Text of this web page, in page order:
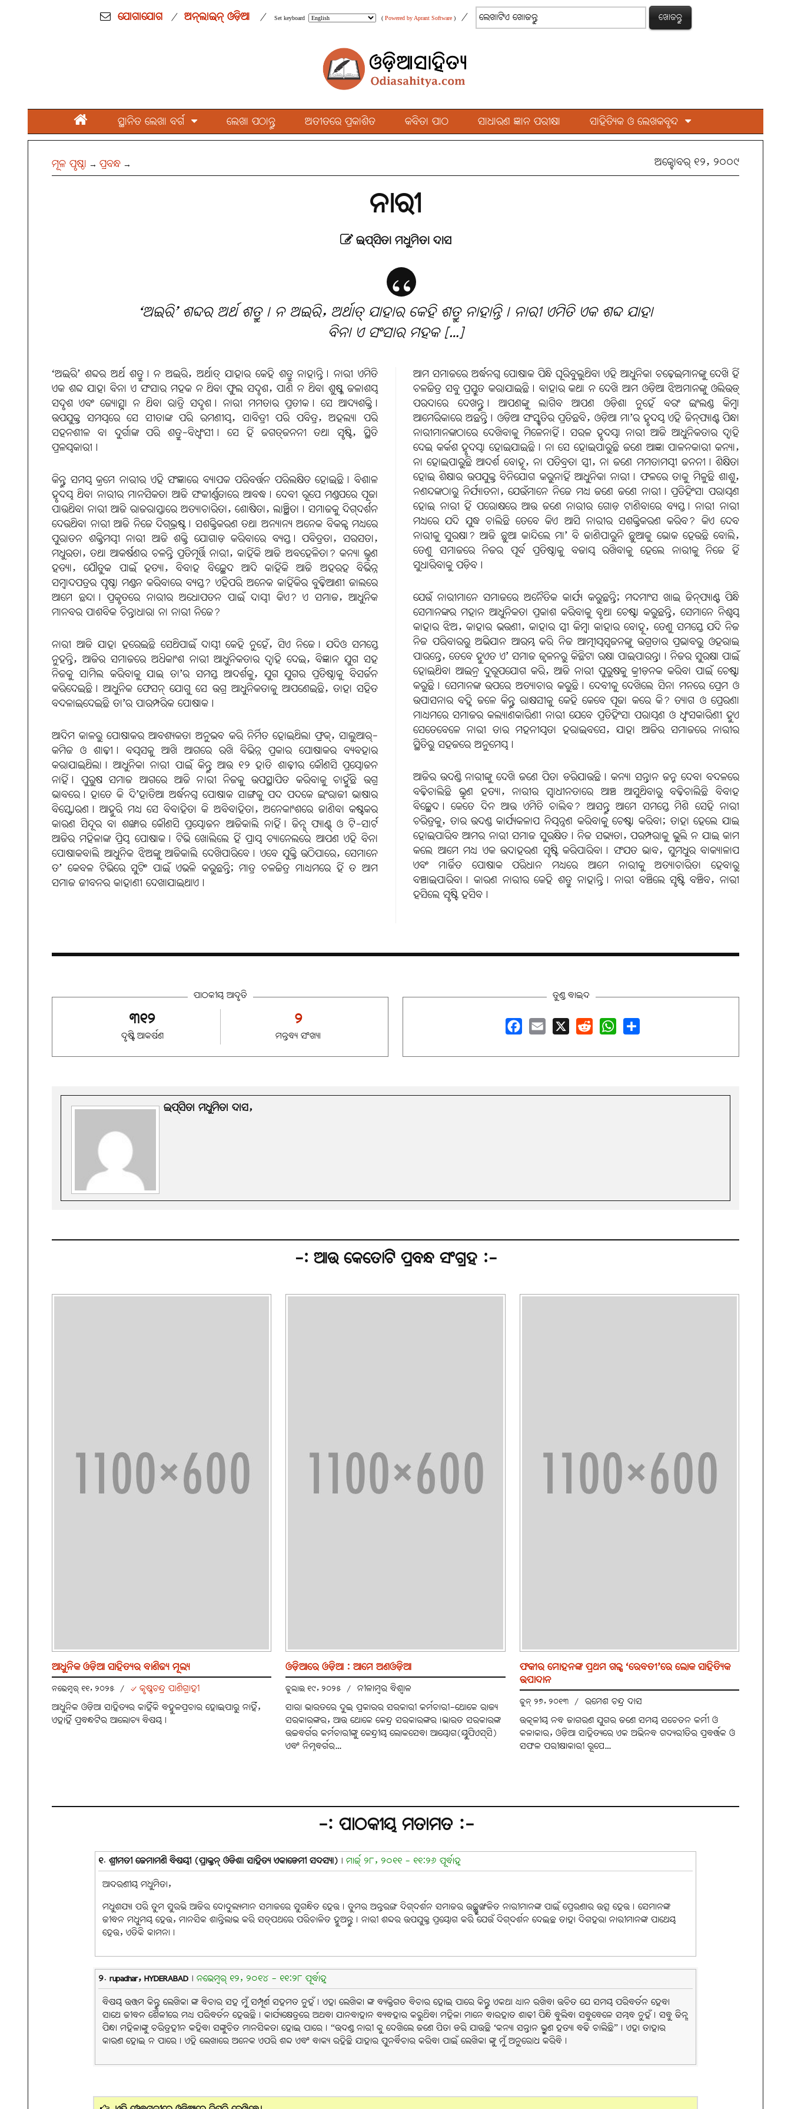
ଯୋଗାଯୋଗ / ଅନ୍‌ଲାଇନ୍ ଓଡ଼ିଆ / Set keyboard ( Powered by Aprant Software) / ଖୋଜନ୍ତୁ
ସ୍ଥାନିତ ଲେଖା ବର୍ଗ ଲେଖା ପଠାନ୍ତୁ ଅତୀତରେ ପ୍ରକାଶିତ କବିତା ପାଠ ସାଧାରଣ ଜ୍ଞାନ ପରୀକ୍ଷା ସାହିତ୍ୟିକ ଓ ଲେଖକବୃନ୍ଦ
ମୂଳ ପୃଷ୍ଠା → ପ୍ରବନ୍ଧ → ଅକ୍ଟୋବର୍ ୧୨, ୨୦୦୯
ନାରୀ
ଇପ୍‌ସିତା ମଧୁମିତା ଦାସ
‘ଅଇରି’ ଶବ୍ଦର ଅର୍ଥ ଶତ୍ରୁ। ନ ଅଇରି, ଅର୍ଥାତ୍ ଯାହାର କେହି ଶତ୍ରୁ ନାହାନ୍ତି। ନାରୀ ଏମିତି ଏକ ଶବ୍ଦ ଯାହା
ବିନା ଏ ସଂସାର ମହକ […]
‘ଅଇରି’ ଶବ୍ଦର ଅର୍ଥ ଶତ୍ରୁ। ନ ଅଇରି, ଅର୍ଥାତ୍ ଯାହାର କେହି ଶତ୍ରୁ ନାହାନ୍ତି। ନାରୀ ଏମିତି
ଏକ ଶବ୍ଦ ଯାହା ବିନା ଏ ସଂସାର ମହକ ନ ଥିବା ଫୁଲ ସଦୃଶ, ପାଣି ନ ଥିବା ଶୁଷ୍କ ଜଳାଶୟ
ସଦୃଶ ଏବଂ ଜ୍ୟୋତ୍ସ୍ନା ନ ଥିବା ରାତ୍ରି ସଦୃଶ। ନାରୀ ମମତାର ପ୍ରତୀକ। ସେ ଆଦ୍ୟଶକ୍ତି।
ଉପଯୁକ୍ତ ସମୟରେ ସେ ସୀତାଙ୍କ ପରି ରମଣୀୟ, ସାବିତ୍ରୀ ପରି ପବିତ୍ର, ଅହଲ୍ୟା ପରି
ସହନଶୀଳ ବା ଦୁର୍ଗାଙ୍କ ପରି ଶତ୍ରୁ-ବିଧ୍ବଂସୀ। ସେ ହିଁ ଜଗତ୍‌ଜନନୀ ତଥା ସୃଷ୍ଟି, ସ୍ଥିତି
ପ୍ରଳୟକାରୀ।
କିନ୍ତୁ ସମୟ କ୍ରମେ ନାରୀର ଏହି ସଂଜ୍ଞାରେ ବ୍ୟାପକ ପରିବର୍ତ୍ତନ ପରିଲକ୍ଷିତ ହୋଇଛି। ବିଶାଳ
ହୃଦୟ ଥିବା ନାରୀର ମାନସିକତା ଆଜି ସଂକୀର୍ଣ୍ଣତାରେ ଆବଦ୍ଧ। ଦେବୀ ରୂପେ ମଣ୍ଡପରେ ପୂଜା
ପାଉଥିବା ନାରୀ ଆଜି ରାଜରାସ୍ତାରେ ଅତ୍ୟାଚାରିତା, ଶୋଷିତା, ଲାଞ୍ଛିତା। ସମାଜକୁ ଦିଗ୍‌ଦର୍ଶନ
ଦେଉଥିବା ନାରୀ ଆଜି ନିଜେ ଦିଗ୍‌ଭ୍ରଷ୍ଟ। ସଶକ୍ତିକରଣ ତଥା ଅନ୍ୟାନ୍ୟ ଅନେକ ବିକଳ୍ପ ମଧ୍ୟରେ
ପୁରାତନ ଶକ୍ତିମୟୀ ନାରୀ ଆଜି ଶକ୍ତି ଯୋଗାଡ଼ କରିବାରେ ବ୍ୟସ୍ତ। ପବିତ୍ରତା, ସରସତା,
ମଧୁରତା, ତଥା ଆକର୍ଷଣର ଚଳନ୍ତି ପ୍ରତିମୂର୍ତ୍ତି ନାରୀ, କାହିଁକି ଆଜି ଅବହେଳିତା? କନ୍ୟା ଭ୍ରୂଣ
ହତ୍ୟା, ଯୌତୁକ ପାଇଁ ହତ୍ୟା, ବିବାହ ବିଚ୍ଛେଦ ଆଦି କାହିଁକି ଆଜି ଅହରହ ବିଭିନ୍ନ
ସମ୍ବାଦପତ୍ରର ପୃଷ୍ଠା ମଣ୍ଡନ କରିବାରେ ବ୍ୟସ୍ତ? ଏହିପରି ଅନେକ କାହିଁକିର ବୁଢ଼ିଆଣୀ ଜାଲରେ
ଆମେ ଛନ୍ଦା। ପ୍ରକୃତରେ ନାରୀର ଅଧୋପତନ ପାଇଁ ଦାୟୀ କିଏ? ଏ ସମାଜ, ଆଧୁନିକ
ମାନବର ପାଶବିକ ଚିନ୍ତାଧାରା ନା ନାରୀ ନିଜେ?
ନାରୀ ଆଜି ଯାହା ହରେଇଛି ସେଥିପାଇଁ ଦାୟୀ କେହି ନୁହେଁ, ସିଏ ନିଜେ। ଯଦିଓ ସମସ୍ତେ
ନୁହନ୍ତି, ଆଜିର ସମାଜରେ ଅଧିକାଂଶ ନାରୀ ଆଧୁନିକତାର ଦ୍ବାହି ଦେଇ, ବିଜ୍ଞାନ ଯୁଗ ସହ
ନିଜକୁ ସାମିଲ କରିବାକୁ ଯାଇ ତା’ର ସମସ୍ତ ଆଦର୍ଶକୁ, ଯୁଗ ଯୁଗର ପ୍ରତିଷ୍ଠାକୁ ବିସର୍ଜନ
କରିଦେଇଛି। ଆଧୁନିକ ଫେସନ୍ ଯୋଗୁ ସେ ଉଗ୍ର ଆଧୁନିକତାକୁ ଆପଣେଇଛି, ତାହା ସହିତ
ବଦଳାଇଦେଇଛି ତା’ର ପାରମ୍ପରିକ ପୋଷାକ।
ଆଦିମ କାଳରୁ ପୋଷାକର ଆବଶ୍ୟକତା ଅନୁଭବ କରି ନିର୍ମିତ ହୋଇଥିଲା ଫ୍ରକ୍, ସାଲୁଆର୍-
କମିଜ ଓ ଶାଢ଼ୀ। ବୟସକୁ ଆଖି ଆଗରେ ରଖି ବିଭିନ୍ନ ପ୍ରକାର ପୋଷାକର ବ୍ୟବହାର
କରାଯାଇଥିଲା। ଆଧୁନିକା ନାରୀ ପାଇଁ କିନ୍ତୁ ଆଉ ୧୨ ହାତି ଶାଢ଼ୀର କୌଣସି ପ୍ରୟୋଜନ
ନାହିଁ। ପୁରୁଷ ସମାଜ ଆଗରେ ଆଜି ନାରୀ ନିଜକୁ ଉପସ୍ଥାପିତ କରିବାକୁ ଚାହୁଁଛି ଉଗ୍ର
ଭାବରେ। ହାତେ କି ଦି’ହାତିଆ ଅର୍ଦ୍ଧନଗ୍ନ ପୋଷାକ ସାଙ୍ଗକୁ ପଦ ପଦକେ ଇଂରାଜୀ ଭାଷାର
ବିସ୍ଫୋରଣ। ଆହୁରି ମଧ୍ୟ ସେ ବିବାହିତା କି ଅବିବାହିତା, ଅନେକାଂଶରେ ଜାଣିବା କଷ୍ଟକର
କାରଣ ସିନ୍ଦୂର ବା ଶଙ୍ଖାର କୌଣସି ପ୍ରୟୋଜନ ଆଜିକାଲି ନାହିଁ। ଜିନ୍ସ୍ ପ୍ୟାଣ୍ଟ୍ ଓ ଟି-ସାର୍ଟ
ଆଜିର ମହିଳାଙ୍କ ପ୍ରିୟ ପୋଷାକ। ଟିଭି ଖୋଲିଲେ ହିଁ ପ୍ରାୟ ଚ୍ୟାନେଲରେ ଆପଣ ଏହି ବିନା
ପୋଷାକବାଲି ଆଧୁନିକ ଝିଅଙ୍କୁ ଆଜିକାଲି ଦେଖିପାରିବେ। ଏବେ ଯୁକ୍ତି ଉଠିପାରେ, ସେମାନେ
ତ’ କେବଳ ଟିଭିରେ ସୁଟିଂ ପାଇଁ ଏଭଳି କରୁଛନ୍ତି; ମାତ୍ର ଚଳଚ୍ଚିତ୍ର ମାଧ୍ୟମରେ ହିଁ ତ ଆମ
ସମାଜ ଜୀବନର କାହାଣୀ ଦେଖାଯାଇଥାଏ।
ଆମ ସମାଜରେ ଅର୍ଦ୍ଧନଗ୍ନ ପୋଷାକ ପିନ୍ଧି ଘୂରିବୁଲୁଥିବା ଏହି ଆଧୁନିକା ଚଢ଼େଇମାନଙ୍କୁ ଦେଖି ହିଁ
ଚଳଚ୍ଚିତ୍ର ସବୁ ପ୍ରସ୍ତୁତ କରାଯାଇଛି। ବାହାର କଥା ନ ଦେଖି ଆମ ଓଡ଼ିଆ ଝିଅମାନଙ୍କୁ ଓଲିଉଡ୍
ପରଦାରେ ଦେଖନ୍ତୁ। ଆପଣଙ୍କୁ ଲାଗିବ ଆପଣ ଓଡ଼ିଶା ନୁହେଁ ବରଂ ଇଂଲଣ୍ଡ କିମ୍ବା
ଆମେରିକାରେ ଅଛନ୍ତି। ଓଡ଼ିଆ ସଂସ୍କୃତିର ପ୍ରତିଛବି, ଓଡ଼ିଆ ମା’ର ହୃଦୟ ଏହି ଜିନ୍‌ପ୍ୟାଣ୍ଟ ପିନ୍ଧା
ନାରୀମାନଙ୍କଠାରେ ଦେଖିବାକୁ ମିଳେନାହିଁ। ସରଳ ହୃଦୟା ନାରୀ ଆଜି ଆଧୁନିକତାର ଦ୍ବାହି
ଦେଇ କର୍କଶ ହୃଦୟା ହୋଇଯାଇଛି। ନା ସେ ହୋଇପାରୁଛି ଜଣେ ଆଜ୍ଞା ପାଳନକାରୀ କନ୍ୟା,
ନା ହୋଇପାରୁଛି ଆଦର୍ଶ ବୋହୂ, ନା ପତିବ୍ରତା ସ୍ତ୍ରୀ, ନା ଜଣେ ମମତାମୟୀ ଜନନୀ। ଶିକ୍ଷିତା
ହୋଇ ଶିକ୍ଷାର ଉପଯୁକ୍ତ ବିନିଯୋଗ କରୁନାହିଁ ଆଧୁନିକା ନାରୀ। ଫଳରେ ତାକୁ ମିଳୁଛି ଶାଶୁ,
ନଣନ୍ଦଙ୍କଠାରୁ ନିର୍ଯ୍ୟାତନା, ଯେଉଁମାନେ ନିଜେ ମଧ୍ୟ ଜଣେ ଜଣେ ନାରୀ। ପ୍ରତିହିଂସା ପରାୟଣ
ହୋଇ ନାରୀ ହିଁ ପରୋକ୍ଷରେ ଆଉ ଜଣେ ନାରୀର ଗୋଡ଼ ଟାଣିବାରେ ବ୍ୟସ୍ତ। ନାରୀ ନାରୀ
ମଧ୍ୟରେ ଯଦି ଯୁଦ୍ଧ ଚାଲିଛି ତେବେ କିଏ ଆସି ନାରୀର ସଶକ୍ତିକରଣ କରିବ? କିଏ ଦେବ
ନାରୀକୁ ସୁରକ୍ଷା? ଆଜି ଛୁଆ କାନ୍ଦିଲେ ମା’ ବି ଜାଣିପାରୁନି ଛୁଆକୁ ଭୋକ ହେଉଛି ବୋଲି,
ତେଣୁ ସମାଜରେ ନିଜର ପୂର୍ବ ପ୍ରତିଷ୍ଠାକୁ ବଜାୟ ରଖିବାକୁ ହେଲେ ନାରୀକୁ ନିଜେ ହିଁ
ସୁଧାରିବାକୁ ପଡ଼ିବ।
ଯେଉଁ ନାରୀମାନେ ସମାଜରେ ଅନୈତିକ କାର୍ଯ୍ୟ କରୁଛନ୍ତି; ମଦମାଂସ ଖାଇ ଜିନ୍‌ପ୍ୟାଣ୍ଟ ପିନ୍ଧି
ସେମାନଙ୍କର ମହାନ ଆଧୁନିକତା ପ୍ରକାଶ କରିବାକୁ ବୃଥା ଚେଷ୍ଟା କରୁଛନ୍ତି, ସେମାନେ ନିଶ୍ଚୟ
କାହାର ଝିଅ, କାହାର ଭଉଣୀ, କାହାର ସ୍ତ୍ରୀ କିମ୍ବା କାହାର ବୋହୂ, ତେଣୁ ସମସ୍ତେ ଯଦି ନିଜ
ନିଜ ପରିବାରରୁ ଅଭିଯାନ ଆରମ୍ଭ କରି ନିଜ ଆତ୍ମୀୟସ୍ବଜନଙ୍କୁ ଉଗ୍ରତାର ପ୍ରଭାବରୁ ଓହରାଇ
ପାରନ୍ତେ, ତେବେ ହୁଏତ ଏ’ ସମାଜ ଜ୍ବଳନରୁ କିଛିଟା ରକ୍ଷା ପାଇପାରନ୍ତା। ନିଜର ସୁରକ୍ଷା ପାଇଁ
ହୋଇଥିବା ଆଇନ୍ର ଦୁରୂପଯୋଗ କରି, ଆଜି ନାରୀ ପୁରୁଷକୁ କ୍ରୀଡ଼ନକ କରିବା ପାଇଁ ଚେଷ୍ଟା
କରୁଛି। ସେମାନଙ୍କ ଉପରେ ଅତ୍ୟାଚାର କରୁଛି। ଦେବୀକୁ ଦେଖିଲେ ସିନା ମନରେ ପ୍ରେମ ଓ
ଉପାସନାର ବହ୍ନି ଜଳେ କିନ୍ତୁ ରାକ୍ଷସୀକୁ କେହି କେବେ ପୂଜା କରେ କି? ତ୍ୟାଗ ଓ ପ୍ରେରଣା
ମାଧ୍ୟମରେ ସମାଜର କଲ୍ୟାଣକାରିଣୀ ନାରୀ ଯେବେ ପ୍ରତିହିଂସା ପରାୟଣ ଓ ଧ୍ବଂସକାରିଣୀ ହୁଏ
ସେତେବେଳେ ନାରୀ ତାର ମହନୀୟତା ହରାଇବସେ, ଯାହା ଆଜିର ସମାଜରେ ନାରୀର
ସ୍ଥିତିରୁ ସହଜରେ ଅନୁମେୟ।
ଆଜିର ଉଦଣ୍ଡି ନାରୀଙ୍କୁ ଦେଖି ଜଣେ ପିତା ଡରିଯାଉଛି। କନ୍ୟା ସନ୍ତାନ ଜନ୍ମ ଦେବା ବଦଳରେ
ବଢ଼ିଚାଲିଛି ଭ୍ରୂଣ ହତ୍ୟା, ନାରୀର ସ୍ବାଧୀନତାରେ ଆଞ୍ଚ ଆସୁଥିବାରୁ ବଢ଼ିଚାଲିଛି ବିବାହ
ବିଚ୍ଛେଦ। କେତେ ଦିନ ଆଉ ଏମିତି ଚାଲିବ? ଆସନ୍ତୁ ଆମେ ସମସ୍ତେ ମିଶି ସେହି ନାରୀ
ଚରିତ୍ରକୁ, ତାର ଉଦଣ୍ଡ କାର୍ଯ୍ୟକଳାପ ନିୟନ୍ତ୍ରଣ କରିବାକୁ ଚେଷ୍ଟା କରିବା; ତାହା ହେଲେ ଯାଇ
ହୋଇପାରିବ ଆମର ନାରୀ ସମାଜ ସୁରକ୍ଷିତ। ନିଜ ସଭ୍ୟତା, ପରମ୍ପରାକୁ ଭୁଲି ନ ଯାଇ କାମ
କଲେ ଆମେ ମଧ୍ୟ ଏକ ଉଦାହରଣ ସୃଷ୍ଟି କରିପାରିବା। ସଂଯତ ଭାବ, ସୁମଧୁର ବାକ୍ୟାଳାପ
ଏବଂ ମାର୍ଜିତ ପୋଷାକ ପରିଧାନ ମଧ୍ୟରେ ଆମେ ନାରୀକୁ ଅତ୍ୟାଚାରିତା ହେବାରୁ
ବଞ୍ଚାଇପାରିବା। କାରଣ ନାରୀର କେହି ଶତ୍ରୁ ନାହାନ୍ତି। ନାରୀ ବଞ୍ଚିଲେ ସୃଷ୍ଟି ବଞ୍ଚିବ, ନାରୀ
ହସିଲେ ସୃଷ୍ଟି ହସିବ।
ପାଠକୀୟ ଆଦୃତି
୩୧୨
ଦୃଷ୍ଟି ଆକର୍ଷଣ
୨
ମନ୍ତବ୍ୟ ସଂଖ୍ୟା
ତୁଣ୍ଡ ବାଇଦ
ଇପ୍‌ସିତା ମଧୁମିତା ଦାସ,
-: ଆଉ କେତୋଟି ପ୍ରବନ୍ଧ ସଂଗ୍ରହ :-
ଆଧୁନିକ ଓଡ଼ିଆ ସାହିତ୍ୟର ବାଣିଜ୍ୟ ମୂଲ୍ୟ
ନଭେମ୍ବର୍ ୧୧, ୨୦୨୫ / ୰ କୃଷ୍ଣଚନ୍ଦ୍ର ପାଣିଗ୍ରାହୀ
ଆଧୁନିକ ଓଡ଼ିଆ ସାହିତ୍ୟର କାହିଁକି ବହୁଳପ୍ରଚାର ହୋଇପାରୁ ନାହିଁ,
ଏହାହିଁ ପ୍ରବନ୍ଧଟିର ଆଲୋଚ୍ୟ ବିଷୟ।
ଓଡ଼ିଆରେ ଓଡ଼ିଆ : ଆମେ ଅଣଓଡ଼ିଆ
ଜୁଲାଇ ୧୯, ୨୦୨୫ / ନୀଳାମ୍ବର ବିଶ୍ବାଳ
ସାରା ଭାରତରେ ଦୁଇ ପ୍ରକାରର ସରକାରୀ କର୍ମଚାରୀ-ଥୋକେ ରାଜ୍ୟ
ସରକାରଙ୍କର, ଆଉ ଥୋକେ କେନ୍ଦ୍ର ସରକାରଙ୍କର।ଭାରତ ସରକାରଙ୍କ
ଉଚ୍ଚବର୍ଗର କର୍ମଚାରୀଙ୍କୁ କେନ୍ଦ୍ରୀୟ ଲୋକସେବା ଆୟୋଗ(ୟୁପିଏସ୍‌ସି)
ଏବଂ ନିମ୍ନବର୍ଗର…
ଫକୀର ମୋହନଙ୍କ ପ୍ରଥମ ଗଳ୍ପ ‘ରେବତୀ’ରେ ଲୋକ ସାହିତ୍ୟିକ
ଉପାଦାନ
ଜୁନ୍ ୨୭, ୨୦୧୩ / ରମେଶ ଚନ୍ଦ୍ର ଦାସ
ଉତ୍କଳୀୟ ନବ ଜାଗରଣ ଯୁଗର ଜଣେ ସମୟ ସଚେତନ କର୍ମୀ ଓ
କଳାକାର, ଓଡ଼ିଆ ସାହିତ୍ୟରେ ଏକ ଅଭିନବ ଗଦ୍ୟରୀତିର ପ୍ରବର୍ତ୍ତକ ଓ
ସଫଳ ପରୀକ୍ଷାକାରୀ ରୂପେ…
-: ପାଠକୀୟ ମତାମତ :-
୧. ଶ୍ରୀମତୀ ଜେମାମଣି ବିଷୟୀ (ପ୍ରାକ୍ତନ୍ ଓଡିଶା ସାହିତ୍ୟ ଏକାଡେମୀ ସଦସ୍ୟା) |ମାର୍ଚ୍ଚ୍ ୨୮, ୨୦୧୧ - ୧୧:୨୬ ପୂର୍ବାହ୍ନ
ଆଦରଣୀୟ ମଧୁମିତା,
ମଧୁଶଯ୍ୟା ପରି ତୁମ ସୁରଭି ଆଜିର ଦୋଦୁଲ୍ୟମାନ ସମାଜରେ ସୁଗନ୍ଧିତ ହେଉ। ତୁମର ଅନ୍ତରଙ୍ଗ ଦିଗ୍‌ଦର୍ଶନ ସମାଜର ଉଚ୍ଛ୍ରୁଙ୍ଖଳିତ ନାରୀମାନଙ୍କ ପାଇଁ ପ୍ରେରଣାର ଉତ୍ସ ହେଉ। ସେମାନଙ୍କ
ଜୀବନ ମଧୁମୟ ହେଉ, ମାନସିକ ଶାନ୍ତିଲାଭ କରି ସତ୍‌ପଥରେ ପରିଚାଳିତ ହୁଅନ୍ତୁ। ନାରୀ ଶବ୍ଦର ଉପଯୁକ୍ତ ପ୍ରୟୋଗ କରି ଯେଉଁ ଦିଗ୍‌ଦର୍ଶନ ଦେଇଛ ତାହା ଦିଗହରା ନାରୀମାନଙ୍କ ପାଥେୟ
ହେଉ, ଏତିକି କାମନା।
୨. rupadhar, HYDERABAD |ନଭେମ୍ବର୍ ୧୨, ୨୦୧୪ - ୧୧:୨୮ ପୂର୍ବାହ୍ନ
ବିଷୟ ଉତ୍ତମ କିନ୍ତୁ ଲେଖିକା ଙ୍କ ବିଚାର ସହ ମୁଁ ସମ୍ପୂର୍ଣ ସହମତ ନୁହଁ। ଏହା ଲେଖିକା ଙ୍କ ବ୍ୟକ୍ତିଗତ ବିଚାର ହୋଇ ପାରେ କିନ୍ତୁ ଏକଥା ଧ୍ୟାନ ରଖିବା ଉଚିତ ଯେ ସମୟ ପରିବର୍ତନ ହେବା
ସାଥେ ଜୀବନ ଶୈଳୀରେ ମଧ୍ୟ ପରିବର୍ତନ ହେଉଛି। କାର୍ଯ୍ୟକ୍ଷେତ୍ରରେ ଅଥବା ଯାନବାହାନ ବ୍ୟବହାର କରୁଥିବା ମହିଳା ମାନେ ବାରହାତ ଶାଢୀ ପିନ୍ଧି ବୁଲିବା ସବୁବେଳେ ସମ୍ଭବ ନୁହଁ। ସବୁ ଜିନ୍ସ
ପିନ୍ଧା ମହିଳାଙ୍କୁ ଚରିତ୍ରହୀନ କହିବା ସଙ୍କୁଚିତ ମାନସିକତା ହୋଇ ପାରେ। “ଉଦଣ୍ଡ ନାରୀ କୁ ଦେଖିଲେ ଜଣେ ପିତା ଡରି ଯାଉଛି ‘କନ୍ୟା ସନ୍ତାନ ଭ୍ରୁଣ ହତ୍ୟା ବଢି ଚାଲିଛି”। ଏହା ତାହାର
କାରଣ ହୋଇ ନ ପାରେ। ଏହି ଲେଖାରେ ଅନେକ ଏପରି ଶବ୍ଦ ଏବଂ ବାକ୍ୟ ରହିଛି ଯାହାର ପୁନର୍ବିଚାର କରିବା ପାଇଁ ଲେଖିକା ଙ୍କୁ ମୁଁ ଅନୁରୋଧ କରିବି।